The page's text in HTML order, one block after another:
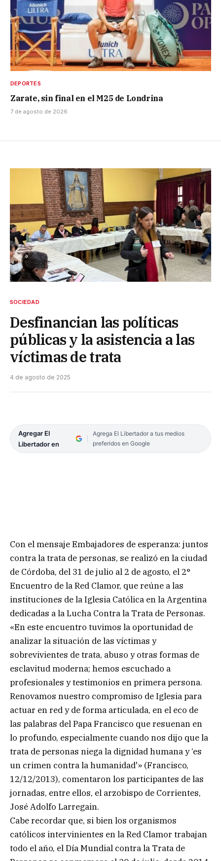
DEPORTES
Zarate, sin final en el M25 de Londrina
7 de agosto de 2026
SOCIEDAD
Desfinancian las políticas
públicas y la asistencia a las
víctimas de trata
4 de agosto de 2025
Agregar El
Libertador en
Agrega El Libertador a tus medios
preferidos en Google
Con el mensaje Embajadores de esperanza: juntos
contra la trata de personas, se realizó en la ciudad
de Córdoba, del 31 de julio al 2 de agosto, el 2°
Encuentro de la Red Clamor, que reúne a las
instituciones de la Iglesia Católica en la Argentina
dedicadas a la Lucha Contra la Trata de Personas.
«En este encuentro tuvimos la oportunidad de
analizar la situación de las víctimas y
sobrevivientes de trata, abuso y otras formas de
esclavitud moderna; hemos escuchado a
profesionales y testimonios en primera persona.
Renovamos nuestro compromiso de Iglesia para
actuar en red y de forma articulada, en el eco de
las palabras del Papa Francisco que resuenan en
lo profundo, especialmente cuando nos dijo que la
trata de personas niega la dignidad humana y ‘es
un crimen contra la humanidad'» (Francisco,
12/12/2013), comentaron los participantes de las
jornadas, entre ellos, el arzobispo de Corrientes,
José Adolfo Larregain.
Cabe recordar que, si bien los organismos
católicos intervinientes en la Red Clamor trabajan
todo el año, el Día Mundial contra la Trata de